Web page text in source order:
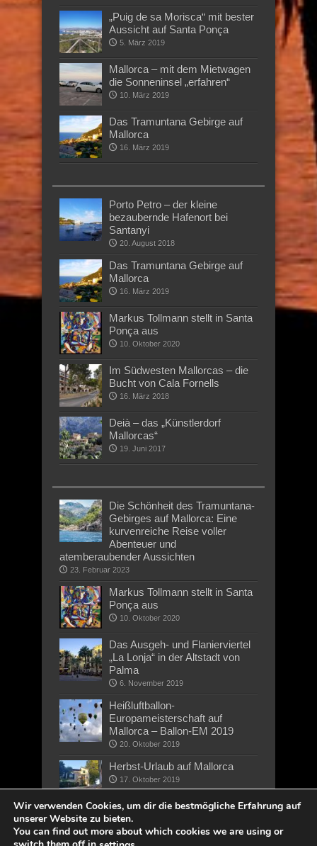
„Puig de sa Morisca“ mit bester
Aussicht auf Santa Ponça
5. März 2019
Mallorca – mit dem Mietwagen
die Sonneninsel „erfahren“
10. März 2019
Das Tramuntana Gebirge auf
Mallorca
16. März 2019
Porto Petro – der kleine
bezaubernde Hafenort bei
Santanyi
20. August 2018
Das Tramuntana Gebirge auf
Mallorca
16. März 2019
Markus Tollmann stellt in Santa
Ponça aus
10. Oktober 2020
Im Südwesten Mallorcas – die
Bucht von Cala Fornells
16. März 2018
Deià – das „Künstlerdorf
Mallorcas“
19. Juni 2017
Die Schönheit des Tramuntana-
Gebirges auf Mallorca: Eine
kurvenreiche Reise voller
Abenteuer und
atemberaubender Aussichten
23. Februar 2023
Markus Tollmann stellt in Santa
Ponça aus
10. Oktober 2020
Das Ausgeh- und Flanierviertel
„La Lonja“ in der Altstadt von
Palma
6. November 2019
Heißluftballon-
Europameisterschaft auf
Mallorca – Ballon-EM 2019
20. Oktober 2019
Herbst-Urlaub auf Mallorca
17. Oktober 2019
Wir verwenden Cookies, um dir die bestmögliche Erfahrung auf
unserer Website zu bieten.
You can find out more about which cookies we are using or